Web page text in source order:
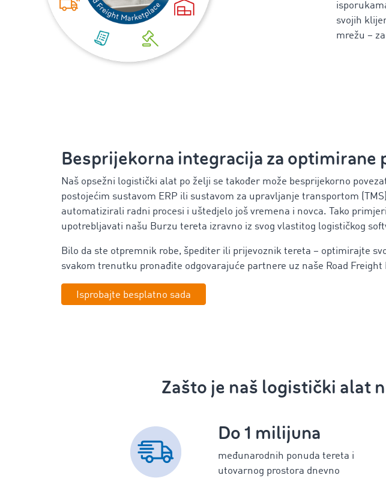
svojih
mrežu –
Besprijekorna integracija za optimirane
Naš opsežni logistički alat po želji se također može besprijekorno
postojećim sustavom ERP ili sustavom za upravljanje transportom
automatizirali radni procesi i uštedjelo još vremena i novca. Tako
upotrebljavati našu Burzu tereta izravno iz svog vlastitog logističkog
Bilo da ste otpremnik robe, špediter ili prijevoznik tereta – optimirajte
svakom trenutku pronađite odgovarajuće partnere uz naše Road Freight
Isprobajte besplatno sada
Zašto je naš logistički alat
Do 1 milijuna
međunarodnih ponuda tereta i
utovarnog prostora dnevno